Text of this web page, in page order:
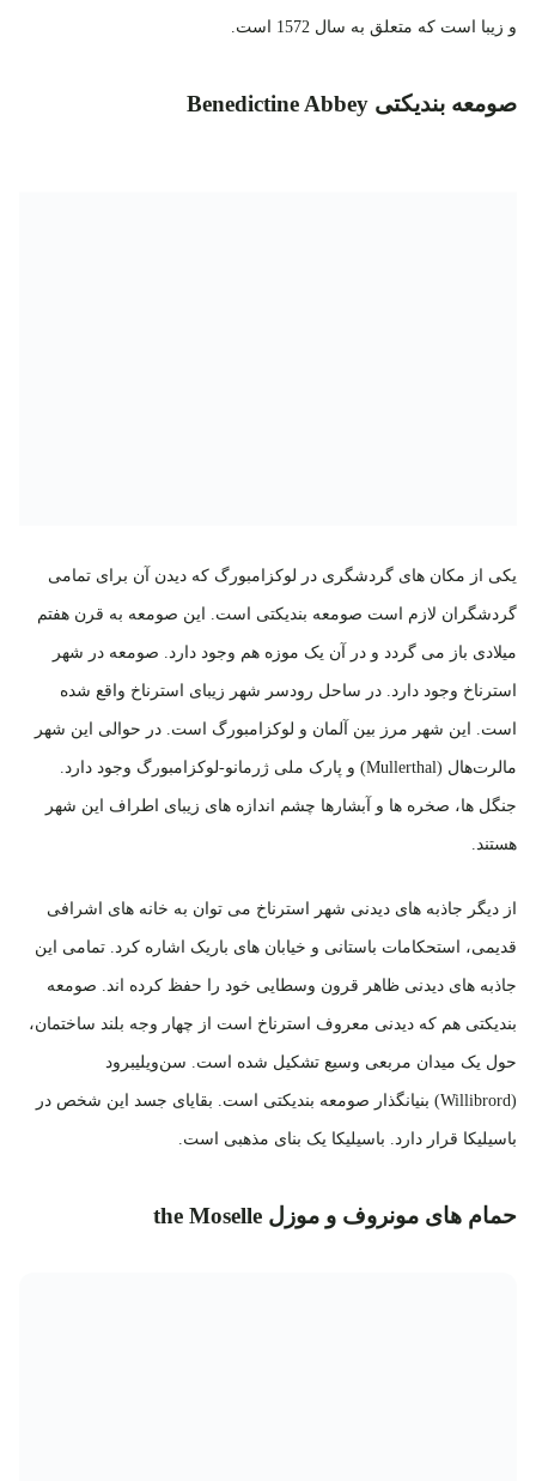
و زیبا است که متعلق به سال 1572 است.
صومعه‌ بندیکتی Benedictine Abbey
یکی از مکان های گردشگری در لوکزامبورگ که دیدن آن برای تمامی
گردشگران لازم است صومعه بندیکتی است. این صومعه به قرن هفتم
میلادی باز می گردد و در آن یک موزه هم وجود دارد. صومعه در شهر
استرناخ وجود دارد. در ساحل رودسر شهر زیبای استرناخ واقع شده
است. این شهر مرز بین آلمان و لوکزامبورگ است. در حوالی این شهر
مالرت‌هال (Mullerthal) و پارک ملی ژرمانو-لوکزامبورگ وجود دارد.
جنگل ها، صخره ها و آبشارها چشم اندازه های زیبای اطراف این شهر
هستند.
از دیگر جاذبه های دیدنی شهر استرناخ می توان به خانه های اشرافی
قدیمی، استحکامات باستانی و خیابان های باریک اشاره کرد. تمامی این
جاذبه های دیدنی ظاهر قرون وسطایی خود را حفظ کرده اند. صومعه
بندیکتی هم که دیدنی معروف استرناخ است از چهار وجه بلند ساختمان،
حول یک میدان مربعی وسیع تشکیل شده است. سن‌ویلیبرود
(Willibrord) بنیانگذار صومعه بندیکتی است. بقایای جسد این شخص در
باسیلیکا قرار دارد. باسیلیکا یک بنای مذهبی است.
حمام‌ های مونروف و موزل the Moselle